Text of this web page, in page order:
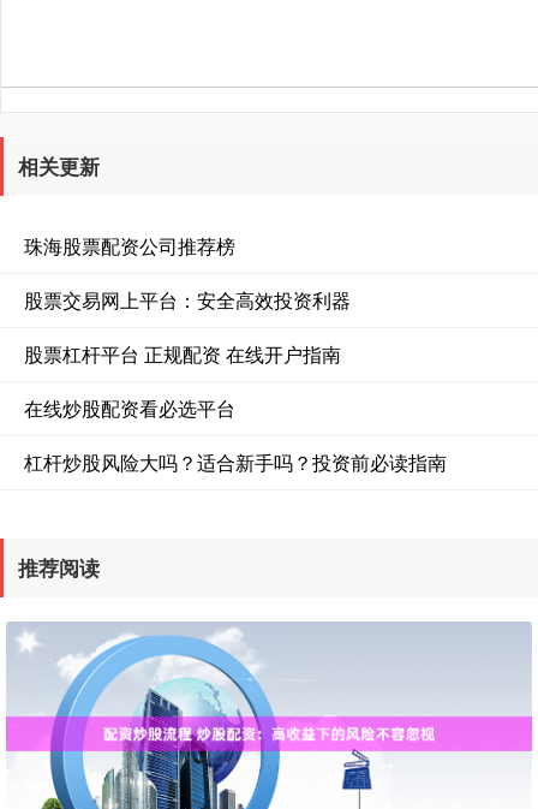
相关更新
珠海股票配资公司推荐榜
股票交易网上平台：安全高效投资利器
股票杠杆平台 正规配资 在线开户指南
在线炒股配资看必选平台
杠杆炒股风险大吗？适合新手吗？投资前必读指南
推荐阅读